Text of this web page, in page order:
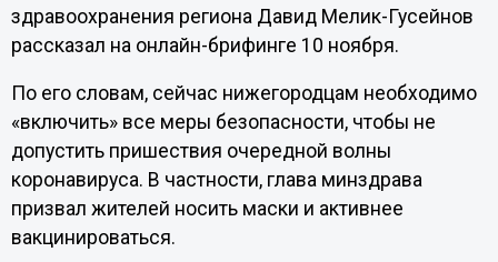
здравоохранения региона Давид Мелик-Гусейнов
рассказал на онлайн-брифинге 10 ноября.
По его словам, сейчас нижегородцам необходимо
«включить» все меры безопасности, чтобы не
допустить пришествия очередной волны
коронавируса. В частности, глава минздрава
призвал жителей носить маски и активнее
вакцинироваться.